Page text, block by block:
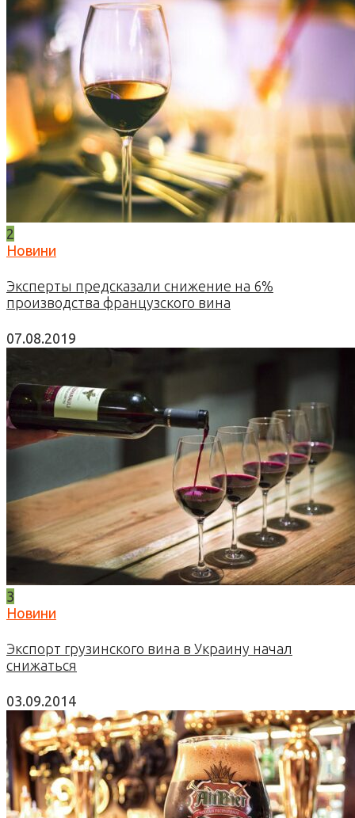
2
Новини
Эксперты предсказали снижение на 6%
производства французского вина
07.08.2019
3
Новини
Экспорт грузинского вина в Украину начал
снижаться
03.09.2014